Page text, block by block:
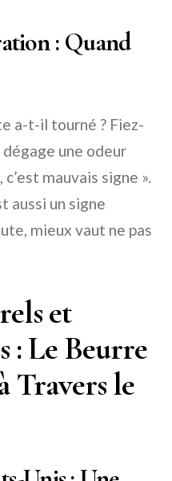
: Quand
a-t-il tourné ? Fiez-
dégage une odeur
mauvais signe ».
aussi un signe
mieux vaut ne pas
et
: Le Beurre
Travers le